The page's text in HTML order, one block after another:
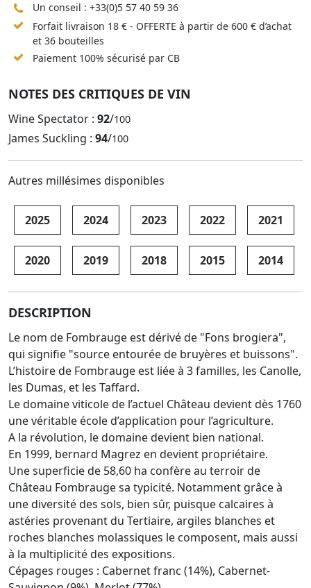
Un conseil : +33(0)5 57 40 59 36
Forfait livraison 18 € - OFFERTE à partir de 600 € d’achat
et 36 bouteilles
Paiement 100% sécurisé par CB
NOTES DES CRITIQUES DE VIN
Wine Spectator : 92/100
James Suckling : 94/100
Autres millésimes disponibles
2025 2024 2023 2022 2021
2020 2019 2018 2015 2014
DESCRIPTION
Le nom de Fombrauge est dérivé de "Fons brogiera",
qui signifie "source entourée de bruyères et buissons".
L’histoire de Fombrauge est liée à 3 familles, les Canolle,
les Dumas, et les Taffard.
Le domaine viticole de l’actuel Château devient dès 1760
une véritable école d’application pour l’agriculture.
A la révolution, le domaine devient bien national.
En 1999, bernard Magrez en devient propriétaire.
Une superficie de 58,60 ha confère au terroir de
Château Fombrauge sa typicité. Notamment grâce à
une diversité des sols, bien sûr, puisque calcaires à
astéries provenant du Tertiaire, argiles blanches et
roches blanches molassiques le composent, mais aussi
à la multiplicité des expositions.
Cépages rouges : Cabernet franc (14%), Cabernet-